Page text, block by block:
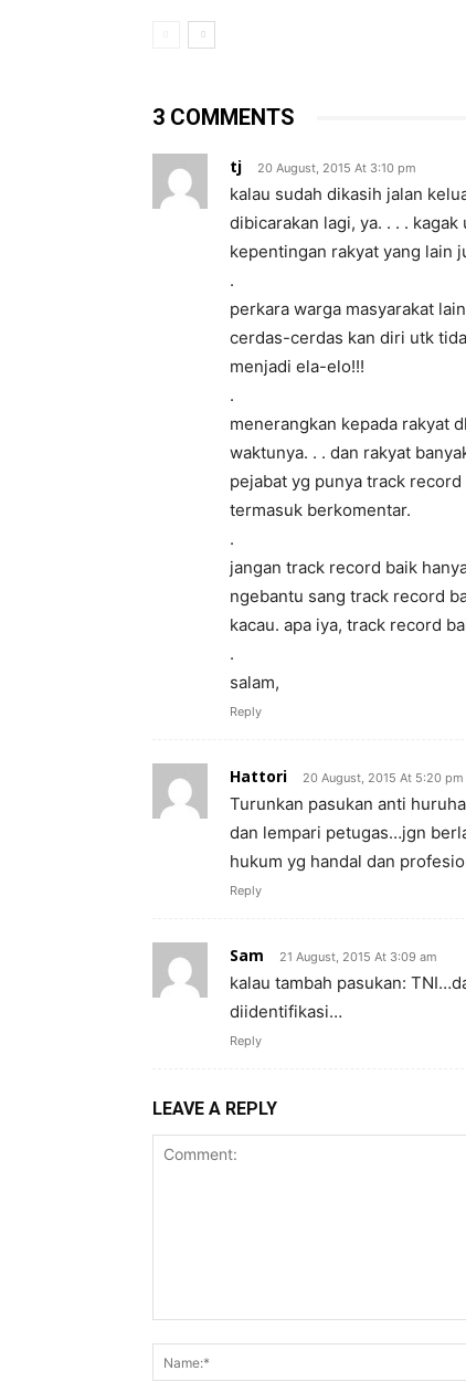
3 COMMENTS
tj 20 August, 2015 At 3:10 pm
kalau sudah dikasih jalan
dibicarakan lagi, ya. . . .
kepentingan rakyat yang lain
.
perkara warga masyarakat
cerdas-cerdas kan diri utk
menjadi ela-elo!!!
.
menerangkan kepada rakyat
waktunya. . . dan rakyat
pejabat yg punya track
termasuk berkomentar.
.
jangan track record baik
ngebantu sang track record
kacau. apa iya, track record
.
salam,
Reply
Hattori 20 August, 2015 At 5:20 pm
Turunkan pasukan anti
dan lempari petugas…jgn
hukum yg handal dan
Reply
Sam 21 August, 2015 At 3:09 am
kalau tambah pasukan:
diidentifikasi…
Reply
LEAVE A REPLY